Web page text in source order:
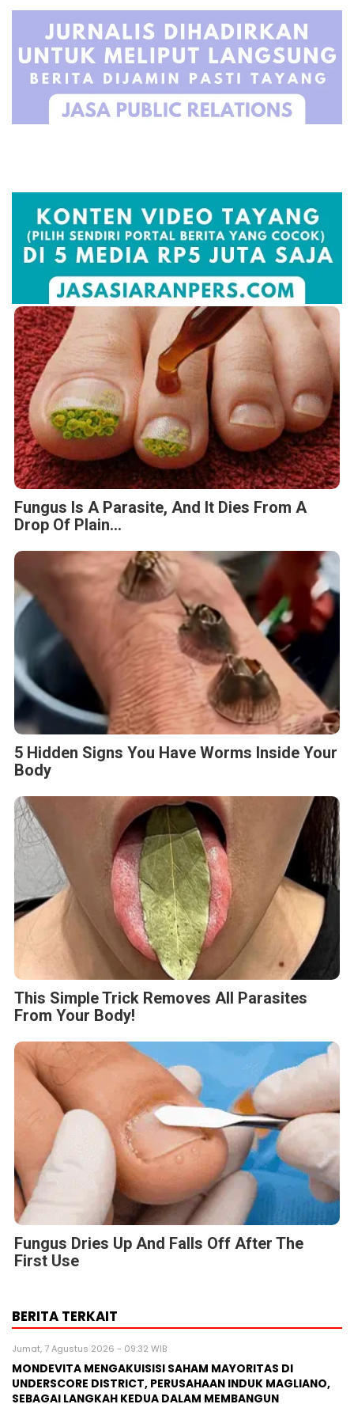
Fungus Is A Parasite, And It Dies From A
Drop Of Plain...
5 Hidden Signs You Have Worms Inside Your
Body
This Simple Trick Removes All Parasites
From Your Body!
Fungus Dries Up And Falls Off After The
First Use
BERITA TERKAIT
Jumat, 7 Agustus 2026 - 09:32 WIB
MONDEVITA MENGAKUISISI SAHAM MAYORITAS DI
UNDERSCORE DISTRICT, PERUSAHAAN INDUK MAGLIANO,
SEBAGAI LANGKAH KEDUA DALAM MEMBANGUN